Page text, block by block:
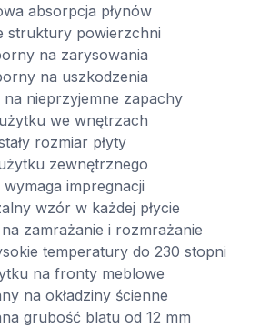
absorpcja płynów
struktury powierzchni
na zarysowania
na uszkodzenia
nieprzyjemne zapachy
we wnętrzach
rozmiar płyty
zewnętrznego
wymaga impregnacji
wzór w każdej płycie
zamrażanie i rozmrażanie
temperatury do 230 stopni
na fronty meblowe
na okładziny ścienne
grubość blatu od 12 mm